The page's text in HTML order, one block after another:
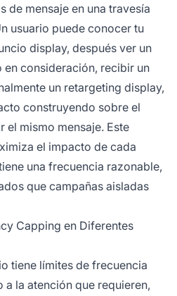
de mensaje en una travesía
usuario puede conocer tu
display, después ver un
consideración, recibir un
un retargeting display,
construyendo sobre el
el mismo mensaje. Este
el impacto de cada
una frecuencia razonable,
que campañas aisladas
Capping en Diferentes
tiene límites de frecuencia
la atención que requieren,